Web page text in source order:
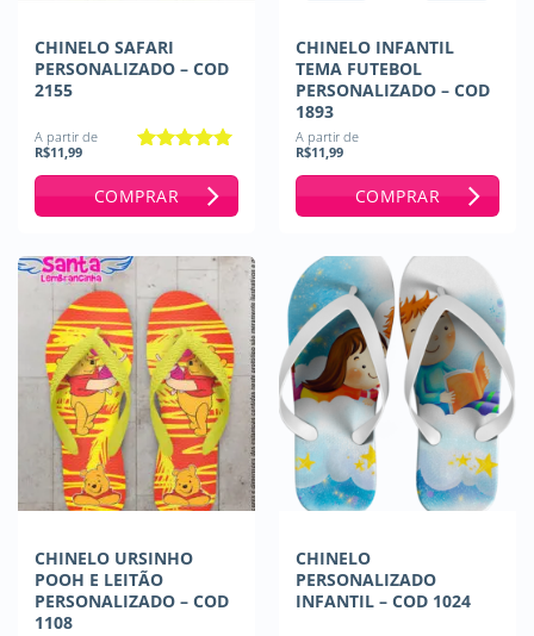
CHINELO SAFARI
PERSONALIZADO – COD
2155
A partir de
R$11,99
COMPRAR
CHINELO INFANTIL
TEMA FUTEBOL
PERSONALIZADO – COD
1893
A partir de
R$11,99
COMPRAR
CHINELO URSINHO
POOH E LEITÃO
PERSONALIZADO – COD
1108
CHINELO
PERSONALIZADO
INFANTIL – COD 1024